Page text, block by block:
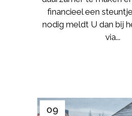
financieel een
nodig meldt U dan bij
via...
09